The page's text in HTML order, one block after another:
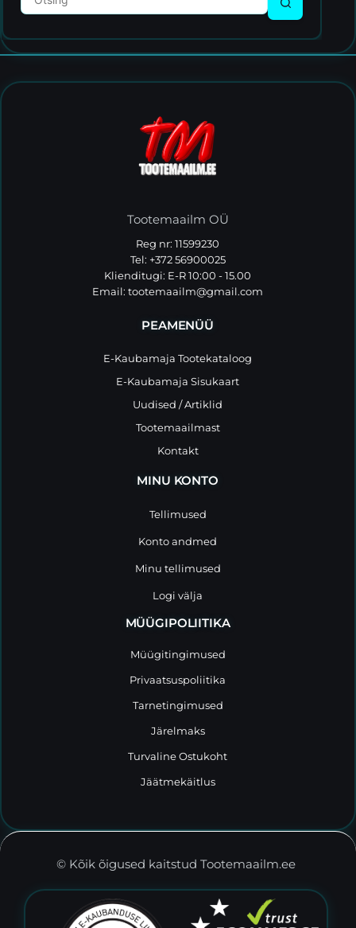
Tootemaailm OÜ
Reg nr: 11599230
Tel: +372 56900025
Klienditugi: E-R 10:00 - 15.00
Email:tootemaailm@gmail.com
PEAMENÜÜ
E-Kaubamaja Tootekataloog
E-Kaubamaja Sisukaart
Uudised / Artiklid
Tootemaailmast
Kontakt
MINU KONTO
Tellimused
Konto andmed
Minu tellimused
Logi välja
MÜÜGIPOLIITIKA
Müügitingimused
Privaatsuspoliitika
Tarnetingimused
Järelmaks
Turvaline Ostukoht
Jäätmekäitlus
© Kõik õigused kaitstud Tootemaailm.ee